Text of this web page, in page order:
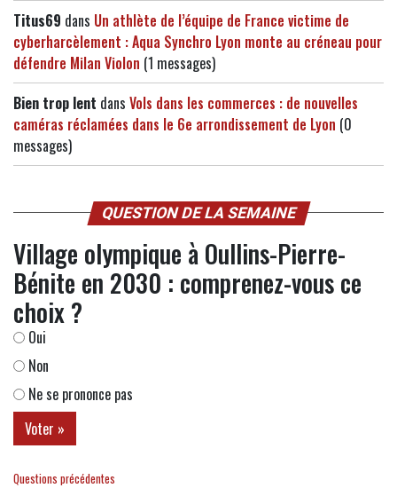
Titus69 dans Un athlète de l’équipe de France victime de
cyberharcèlement : Aqua Synchro Lyon monte au créneau pour
défendre Milan Violon (1 messages)
Bien trop lent dans Vols dans les commerces : de nouvelles
caméras réclamées dans le 6e arrondissement de Lyon (0
messages)
QUESTION DE LA SEMAINE
Village olympique à Oullins-Pierre-
Bénite en 2030 : comprenez-vous ce
choix ?
Oui
Non
Ne se prononce pas
Questions précédentes